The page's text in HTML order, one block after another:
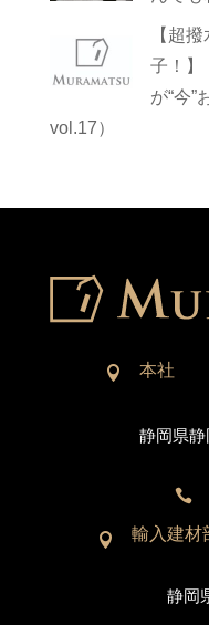
【超
子！】
が“今”
vol.17）
 本社
静岡県

 輸入建材
静岡